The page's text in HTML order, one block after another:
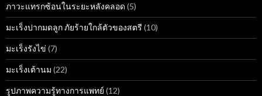
ภาวะแทรกซ้อนในระยะหลังคลอด (5)
มะเร็งปากมดลูก ภัยร้ายใกล้ตัวของสตรี (10)
มะเร็งรังไข่ (7)
มะเร็งเต้านม (22)
รูปภาพความรู้ทางการแพทย์ (12)